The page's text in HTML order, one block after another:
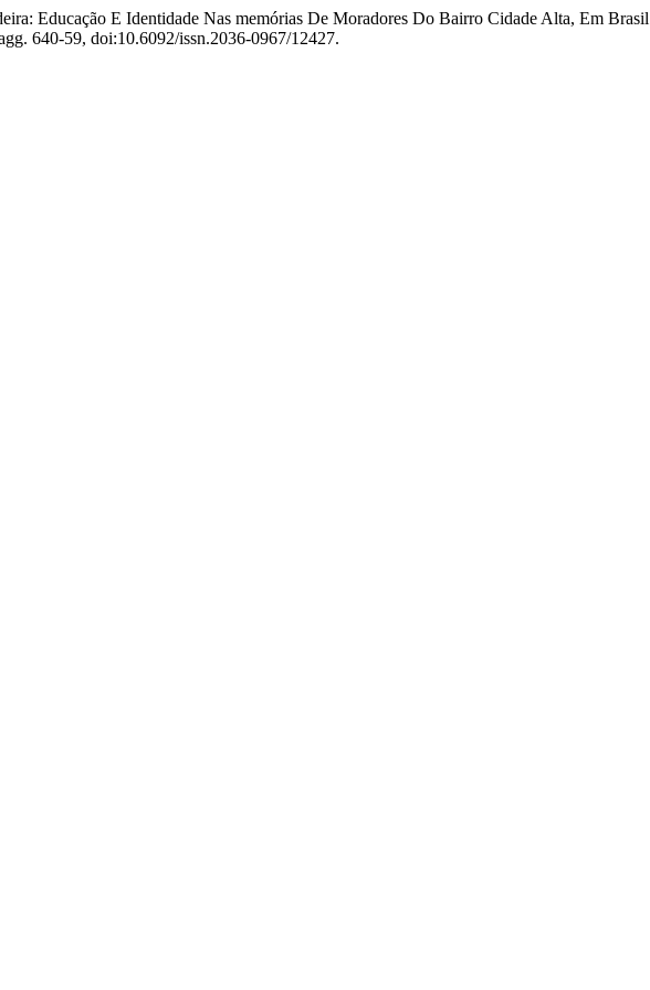
Educação E Identidade Nas memórias De Moradores Do Bairro Cidade Alta, Em
640-59, doi:10.6092/issn.2036-0967/12427.